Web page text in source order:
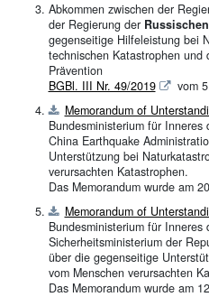
Abkommen zwischen der
der Regierung der
gegenseitige Hilfeleistung bei
technischen Katastrophen
Prävention
BGBl. III Nr. 49/2019
vom
Memorandum of
Bundesministerium für
China Earthquake
Unterstützung bei
verursachten Katastrophen.
Das Memorandum wurde am
Memorandum of
Bundesministerium für
Sicherheitsministerium der
über die gegenseitige
vom Menschen verursachten
Das Memorandum wurde am